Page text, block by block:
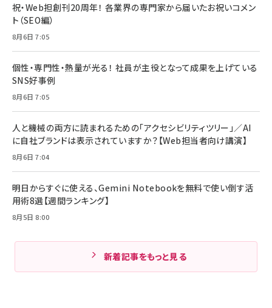
祝・Web担創刊20周年！ 各業界の専門家から届いたお祝いコメン
ト（SEO編）
8月6日 7:05
個性・専門性・熱量が光る！ 社員が主役となって成果を上げている
SNS好事例
8月6日 7:05
人と機械の両方に読まれるための「アクセシビリティツリー」／AI
に自社ブランドは表示されていますか？【Web担当者向け講演】
8月6日 7:04
明日からすぐに使える、Gemini Notebookを無料で使い倒す活
用術8選【週間ランキング】
8月5日 8:00
新着記事をもっと見る